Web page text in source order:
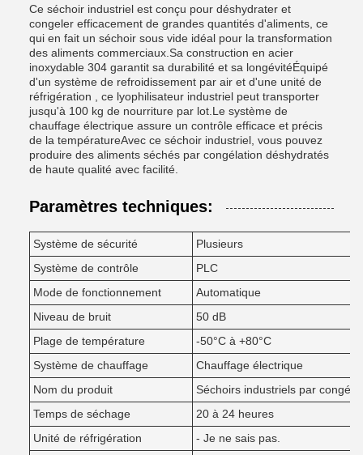
Ce séchoir industriel est conçu pour déshydrater et
congeler efficacement de grandes quantités d'aliments, ce
qui en fait un séchoir sous vide idéal pour la transformation
des aliments commerciaux.Sa construction en acier
inoxydable 304 garantit sa durabilité et sa longévitéÉquipé
d'un système de refroidissement par air et d'une unité de
réfrigération , ce lyophilisateur industriel peut transporter
jusqu'à 100 kg de nourriture par lot.Le système de
chauffage électrique assure un contrôle efficace et précis
de la températureAvec ce séchoir industriel, vous pouvez
produire des aliments séchés par congélation déshydratés
de haute qualité avec facilité.
Paramètres techniques:
Système de sécurité
Plusieurs
Système de contrôle
PLC
Mode de fonctionnement
Automatique
Niveau de bruit
50 dB
Plage de température
-50°C à +80°C
Système de chauffage
Chauffage électrique
Nom du produit
Séchoirs industriels par
Temps de séchage
20 à 24 heures
Unité de réfrigération
- Je ne sais pas.